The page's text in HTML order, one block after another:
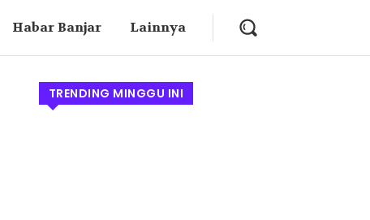
Habar Banjar Lainnya
TRENDING MINGGU INI